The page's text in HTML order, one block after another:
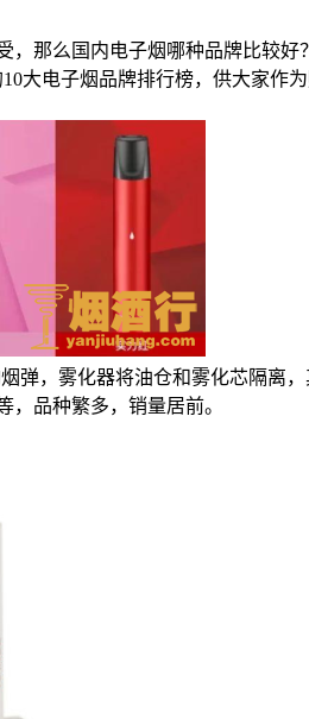
那么国内电子烟哪种品牌比较
大电子烟品牌排行榜，供大家作为
弹，雾化器将油仓和雾化芯隔离
品种繁多，销量居前。